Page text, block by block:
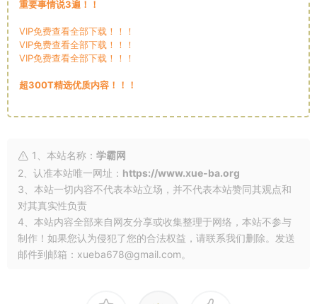
重要事情说3遍！！
VIP免费查看全部下载！！！
VIP免费查看全部下载！！！
VIP免费查看全部下载！！！
超300T精选优质内容！！！
1、本站名称： 学霸网
2、认准本站唯一网址： https://www.xue-ba.org
3、本站一切内容不代表本站立场，并不代表本站赞同其观点和
对其真实性负责
4、本站内容全部来自网友分享或收集整理于网络，本站不参与
制作！如果您认为侵犯了您的合法权益，请联系我们删除。发送
邮件到邮箱：xueba678@gmail.com。